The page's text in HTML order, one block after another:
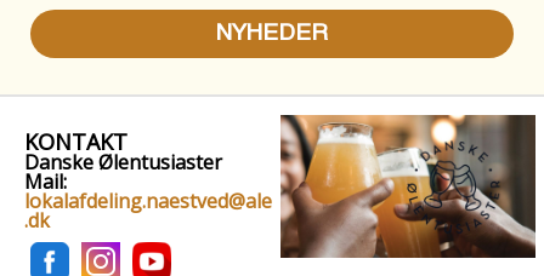
NYHEDER
KONTAKT
Danske Ølentusiaster
Mail:
lokalafdeling.naestved@ale
.dk